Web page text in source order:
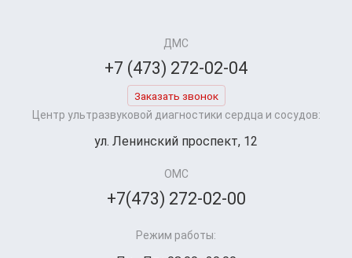
ДМС
+7 (473) 272-02-04
Заказать звонок
Центр ультразвуковой диагностики сердца и сосудов:
ул. Ленинский проспект, 12
ОМС
+7(473) 272-02-00
Режим работы: